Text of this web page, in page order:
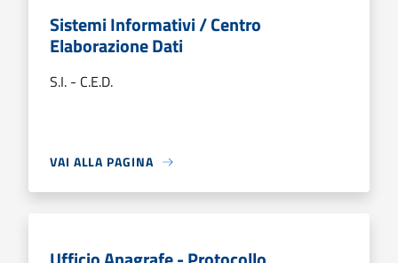
Sistemi Informativi / Centro
Elaborazione Dati
S.I. - C.E.D.
VAI ALLA PAGINA